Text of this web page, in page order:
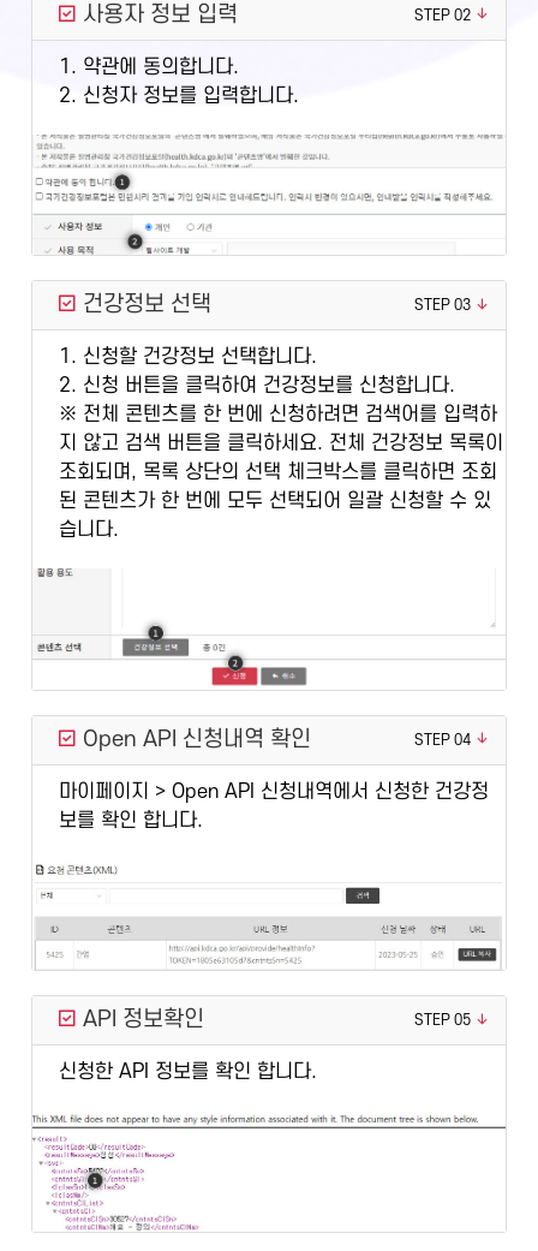
사용자 정보 입력 STEP 02
1. 약관에 동의합니다.
2. 신청자 정보를 입력합니다.
건강정보 선택 STEP 03
1. 신청할 건강정보 선택합니다.
2. 신청 버튼을 클릭하여 건강정보를 신청합니다.
※ 전체 콘텐츠를 한 번에 신청하려면 검색어를 입력하
지 않고 검색 버튼을 클릭하세요. 전체 건강정보 목록이
조회되며, 목록 상단의 선택 체크박스를 클릭하면 조회
된 콘텐츠가 한 번에 모두 선택되어 일괄 신청할 수 있
습니다.
Open API 신청내역 확인 STEP 04
마이페이지 > Open API 신청내역에서 신청한 건강정
보를 확인 합니다.
API 정보확인 STEP 05
신청한 API 정보를 확인 합니다.